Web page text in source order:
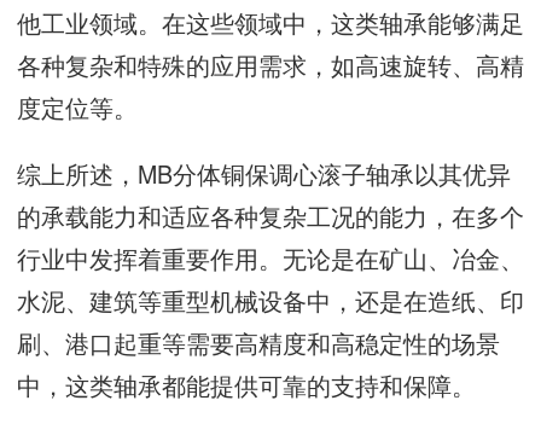
他工业领域。在这些领域中，这类轴承能够满足
各种复杂和特殊的应用需求，如高速旋转、高精
度定位等。
综上所述，MB分体铜保调心滚子轴承以其优异
的承载能力和适应各种复杂工况的能力，在多个
行业中发挥着重要作用。无论是在矿山、冶金、
水泥、建筑等重型机械设备中，还是在造纸、印
刷、港口起重等需要高精度和高稳定性的场景
中，这类轴承都能提供可靠的支持和保障。